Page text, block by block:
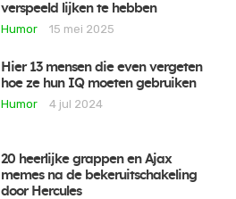
verspeeld lijken te hebben
Humor
15 mei 2025
Hier 13 mensen die even vergeten
hoe ze hun IQ moeten gebruiken
Humor
4 jul 2024
20 heerlijke grappen en Ajax
memes na de bekeruitschakeling
door Hercules